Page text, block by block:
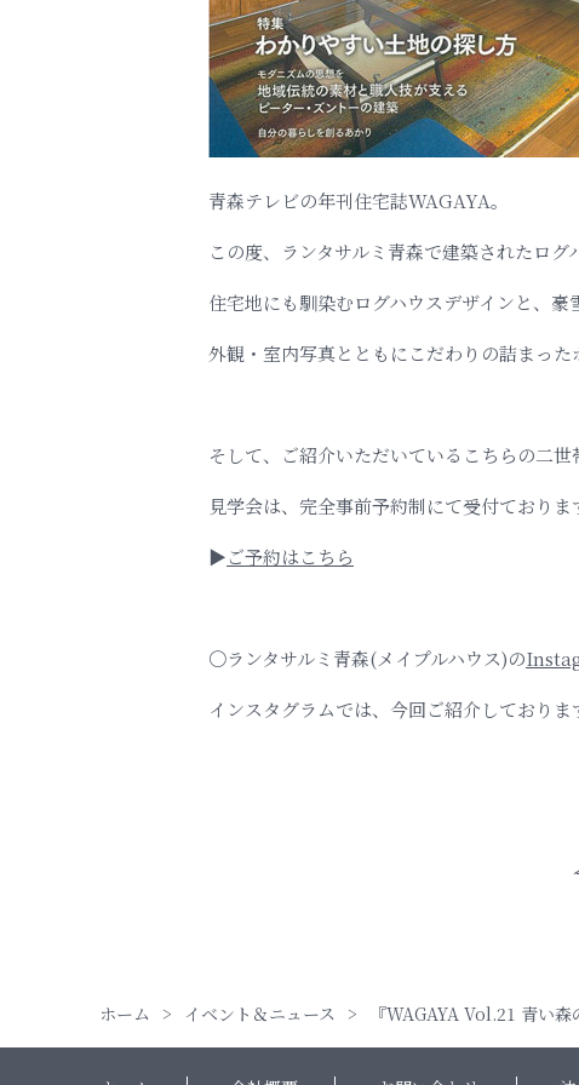
青森テレビの年刊住宅誌WAGAYA。
この度、ランタサルミ青森で建築されたログ
住宅地にも馴染むログハウスデザインと、豪
外観・室内写真とともにこだわりの詰まっ
そして、ご紹介いただいているこちらの二
見学会は、完全事前予約制にて受付ており
▶ご予約はこちら
〇ランタサルミ青森(メイプルハウス)の
インスタグラムでは、今回ご紹介しており
ホーム イベント＆ニュース 『WAGAYA Vol.21 青い